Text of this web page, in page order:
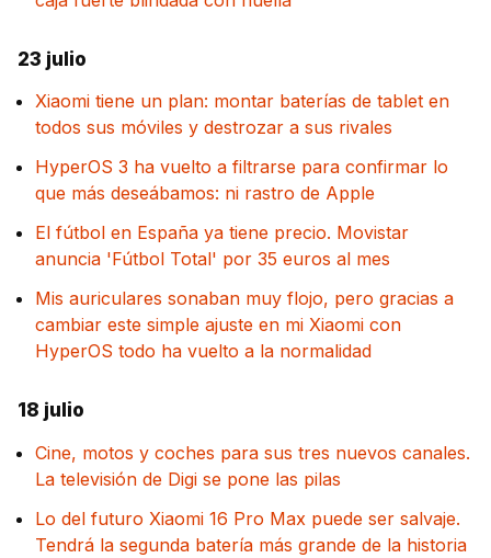
23 julio
Xiaomi tiene un plan: montar baterías de tablet en
todos sus móviles y destrozar a sus rivales
HyperOS 3 ha vuelto a filtrarse para confirmar lo
que más deseábamos: ni rastro de Apple
El fútbol en España ya tiene precio. Movistar
anuncia 'Fútbol Total' por 35 euros al mes
Mis auriculares sonaban muy flojo, pero gracias a
cambiar este simple ajuste en mi Xiaomi con
HyperOS todo ha vuelto a la normalidad
18 julio
Cine, motos y coches para sus tres nuevos canales.
La televisión de Digi se pone las pilas
Lo del futuro Xiaomi 16 Pro Max puede ser salvaje.
Tendrá la segunda batería más grande de la historia